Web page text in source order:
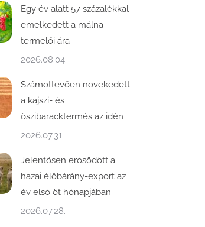
Egy év alatt 57 százalékkal
emelkedett a málna
termelői ára
2026.08.04.
Számottevően növekedett
a kajszi- és
őszibaracktermés az idén
2026.07.31.
Jelentősen erősödött a
hazai élőbárány-export az
év első öt hónapjában
2026.07.28.